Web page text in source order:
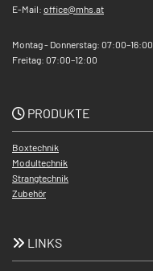
E-Mail: office@mhs.at
Montag - Donnerstag: 07:00–16:00
Freitag: 07:00–12:00
 PRODUKTE
Boxtechnik
Modultechnik
Strangtechnik
Zubehör
 LINKS